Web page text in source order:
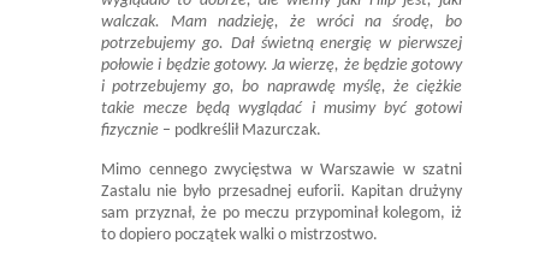
walczak. Mam nadzieję, że wróci na środę, bo
potrzebujemy go. Dał świetną energię w pierwszej
połowie i będzie gotowy. Ja wierzę, że będzie gotowy
i potrzebujemy go, bo naprawdę myślę, że ciężkie
takie mecze będą wyglądać i musimy być gotowi
fizycznie – podkreślił Mazurczak.
Mimo cennego zwycięstwa w Warszawie w szatni
Zastalu nie było przesadnej euforii. Kapitan drużyny
sam przyznał, że po meczu przypominał kolegom, iż
to dopiero początek walki o mistrzostwo.